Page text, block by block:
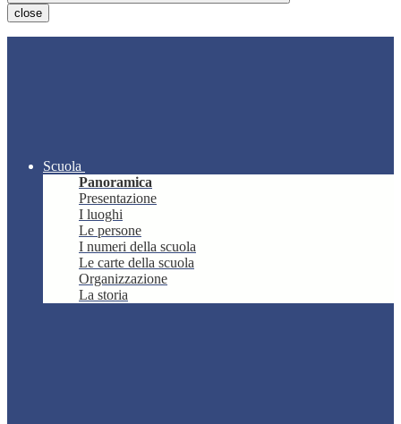
close
Scuola
Panoramica
Presentazione
I luoghi
Le persone
I numeri della scuola
Le carte della scuola
Organizzazione
La storia